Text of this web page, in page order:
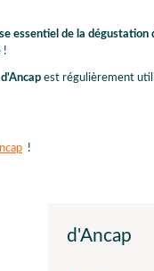
essentiel de la dégustation
!
est régulièrement
!
d'Ancap